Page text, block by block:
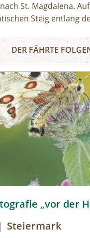
St. Magdalena.
Steig entlang
seine Pflanzenvielfalt
mit Swarovski
beobachten!
zum Issanger
DER FÄHRTE
„vor der
| Steiermark